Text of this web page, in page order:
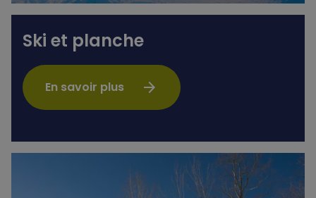
Ski et planche
En savoir plus arrow_forward